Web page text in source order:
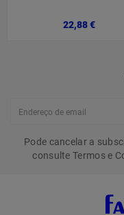
22,88 €Preço
Pode cancelar a
consulte Termos e